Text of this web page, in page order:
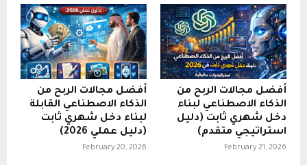
أفضل مجالات الربح من
الذكاء الاصطناعي لبناء
دخل شهري ثابت (دليل
استراتيجي متقدم)
February 21, 2026
أفضل مجالات الربح من
الذكاء الاصطناعي القابلة
لبناء دخل شهري ثابت
(دليل عملي 2026)
February 20, 2026